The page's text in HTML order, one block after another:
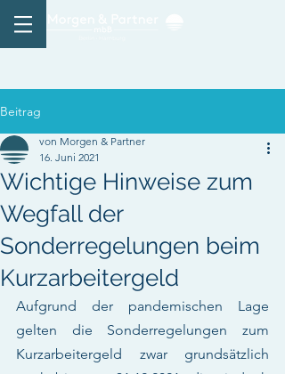
Beitrag
Wichtige Hinweise zum
Wegfall der
Sonderregelungen beim
Kurzarbeitergeld
von Morgen & Partner
16. Juni 2021
Aufgrund der pandemischen Lage
gelten die Sonderregelungen zum
Kurzarbeitergeld zwar grundsätzlich